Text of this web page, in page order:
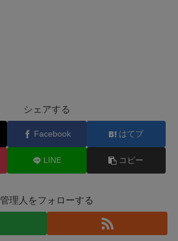
シェアする
Facebook はてブ
LINE コピー
管理人をフォローする